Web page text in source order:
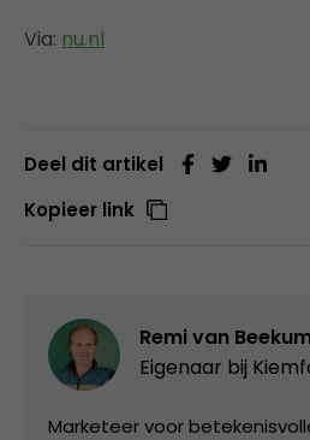
Via: nu.nl
Deel dit artikel
Kopieer link
Remi van
Eigenaar bij
Marketeer voor